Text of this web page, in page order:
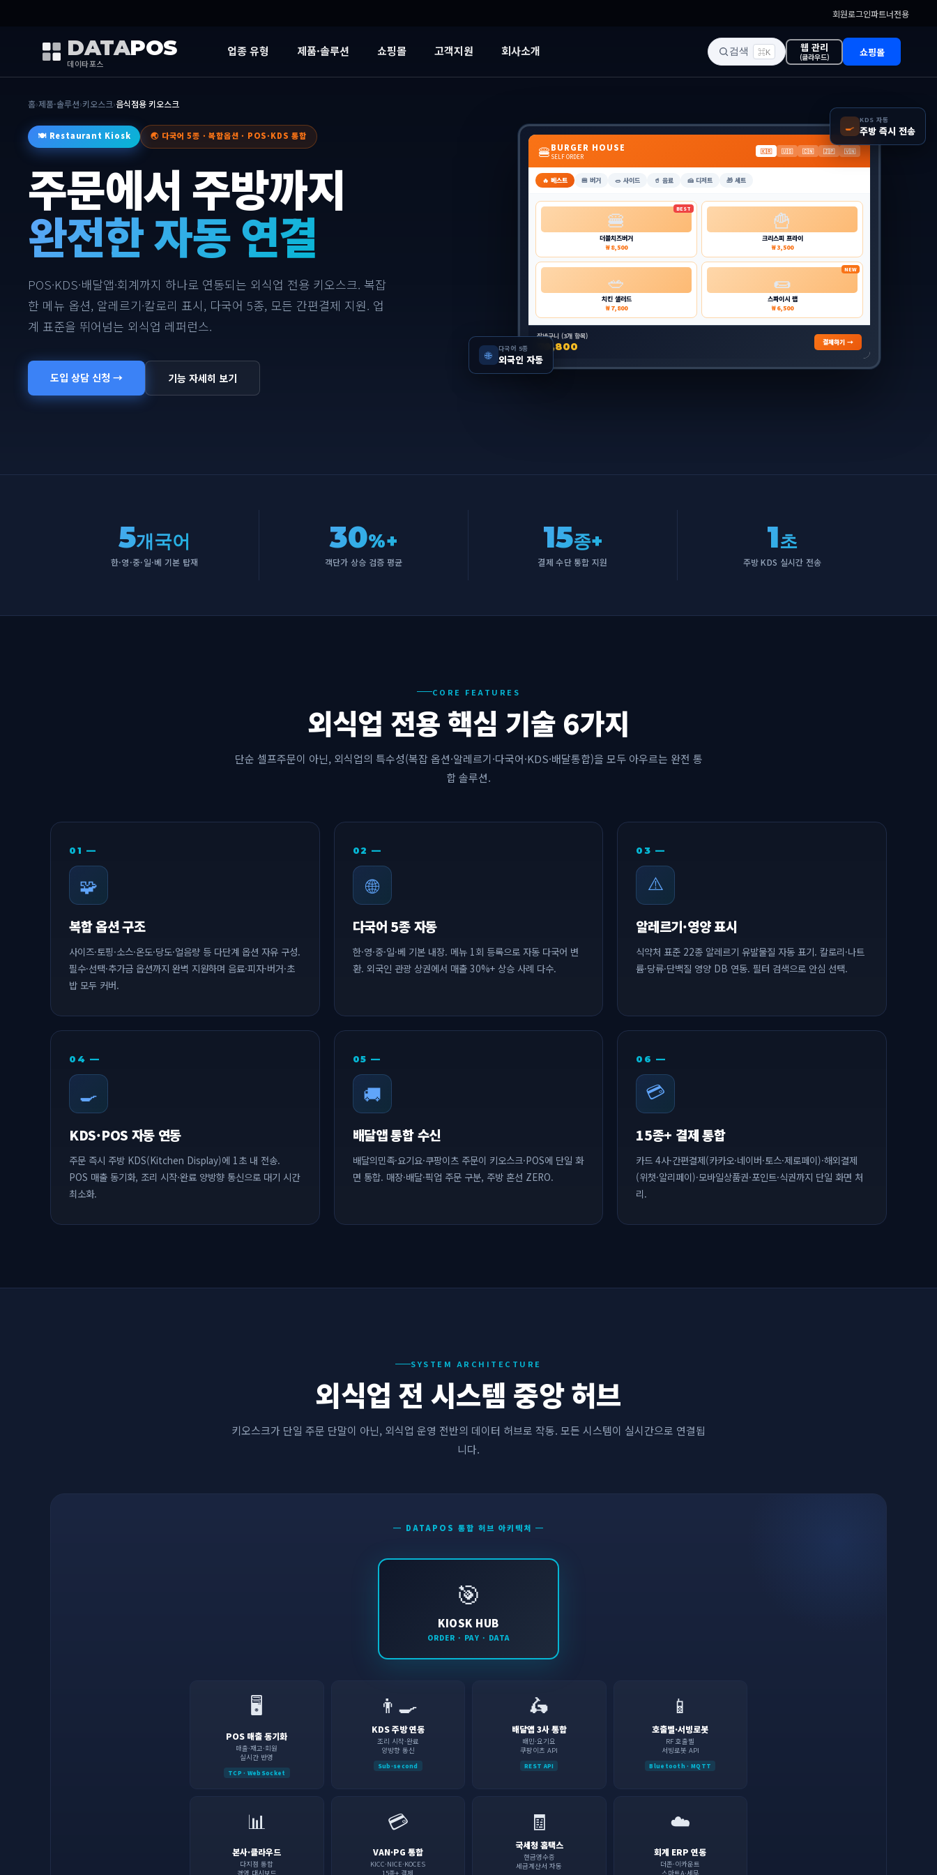
회원로그인파트너전용
DATAPOS
데이타포스
업종 유형 제품·솔루션 쇼핑몰 고객지원 회사소개 검색 ⌘K 웹 관리
(클라우드) 쇼핑몰
홈›제품·솔루션›키오스크›음식점용 키오스크
🍽️ Restaurant Kiosk 🌏 다국어 5종 · 복합옵션 · POS·KDS 통합
주문에서 주방까지
완전한 자동 연결
POS·KDS·배달앱·회계까지 하나로 연동되는 외식업 전용 키오스크. 복잡
한 메뉴 옵션, 알레르기·칼로리 표시, 다국어 5종, 모든 간편결제 지원. 업
계 표준을 뛰어넘는 외식업 레퍼런스.
도입 상담 신청 → 기능 자세히 보기
🍳 KDS 자동
주방 즉시 전송
🌐 다국어 5종
외국인 자동
🍔BURGER HOUSE
SELF ORDER
🇰🇷 🇺🇸 🇨🇳 🇯🇵 🇻🇳
🔥 베스트 🍔 버거 🥗 사이드 🥤 음료 🍰 디저트 🎁 세트
BEST
🍔
더블치즈버거
₩ 8,500
🍟
크리스피 프라이
₩ 3,500
🥗
치킨 샐러드
₩ 7,800
NEW
🌯
스파이시 랩
₩ 6,500
장바구니 (3개 항목)
₩ 19,800 결제하기 →
5개국어
한·영·중·일·베 기본 탑재
30%+
객단가 상승 검증 평균
15종+
결제 수단 통합 지원
1초
주방 KDS 실시간 전송
CORE FEATURES
외식업 전용 핵심 기술 6가지
단순 셀프주문이 아닌, 외식업의 특수성(복잡 옵션·알레르기·다국어·KDS·배달통합)을 모두 아우르는 완전 통
합 솔루션.
01 —
🧩
복합 옵션 구조
사이즈·토핑·소스·온도·당도·얼음량 등 다단계 옵션 자유 구성.
필수·선택·추가금 옵션까지 완벽 지원하며 음료·피자·버거·초
밥 모두 커버.
02 —
🌐
다국어 5종 자동
한·영·중·일·베 기본 내장. 메뉴 1회 등록으로 자동 다국어 변
환. 외국인 관광 상권에서 매출 30%+ 상승 사례 다수.
03 —
⚠️
알레르기·영양 표시
식약처 표준 22종 알레르기 유발물질 자동 표기. 칼로리·나트
륨·당류·단백질 영양 DB 연동. 필터 검색으로 안심 선택.
04 —
🍳
KDS·POS 자동 연동
주문 즉시 주방 KDS(Kitchen Display)에 1초 내 전송.
POS 매출 동기화, 조리 시작·완료 양방향 통신으로 대기 시간
최소화.
05 —
🚚
배달앱 통합 수신
배달의민족·요기요·쿠팡이츠 주문이 키오스크·POS에 단일 화
면 통합. 매장·배달·픽업 주문 구분, 주방 혼선 ZERO.
06 —
💳
15종+ 결제 통합
카드 4사·간편결제(카카오·네이버·토스·제로페이)·해외결제
(위챗·알리페이)·모바일상품권·포인트·식권까지 단일 화면 처
리.
SYSTEM ARCHITECTURE
외식업 전 시스템 중앙 허브
키오스크가 단일 주문 단말이 아닌, 외식업 운영 전반의 데이터 허브로 작동. 모든 시스템이 실시간으로 연결됩
니다.
━ DATAPOS 통합 허브 아키텍처 ━
🎯
KIOSK HUB
ORDER · PAY · DATA
🖥️
POS 매출 동기화
매출·재고·회원
실시간 반영
TCP · WebSocket
👨‍🍳
KDS 주방 연동
조리 시작·완료
양방향 통신
Sub-second
🛵
배달앱 3사 통합
배민·요기요
쿠팡이츠 API
REST API
📱
호출벨·서빙로봇
RF 호출벨
서빙로봇 API
Bluetooth · MQTT
📊
본사·클라우드
다지점 통합
경영 대시보드
💳
VAN·PG 통합
KICC·NICE·KOCES
15종+ 결제
🧾
국세청 홈택스
현금영수증
세금계산서 자동
☁️
회계 ERP 연동
더존·이카운트
스마트A·세무